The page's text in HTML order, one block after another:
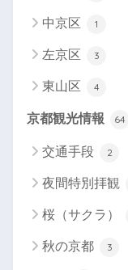
中京区 1
左京区 3
東山区 4
京都観光情報 64
交通手段 2
夜間特別拝観
桜（サクラ）
秋の京都 3